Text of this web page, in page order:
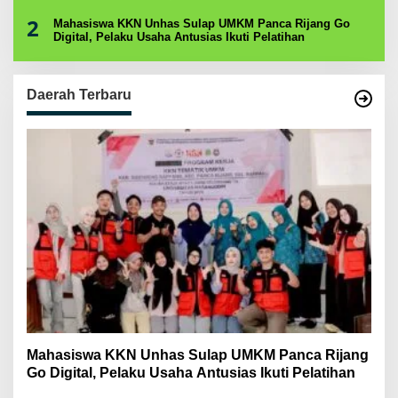
2
Mahasiswa KKN Unhas Sulap UMKM Panca Rijang Go
Digital, Pelaku Usaha Antusias Ikuti Pelatihan
Daerah Terbaru
Mahasiswa KKN Unhas Sulap UMKM Panca Rijang
Go Digital, Pelaku Usaha Antusias Ikuti Pelatihan